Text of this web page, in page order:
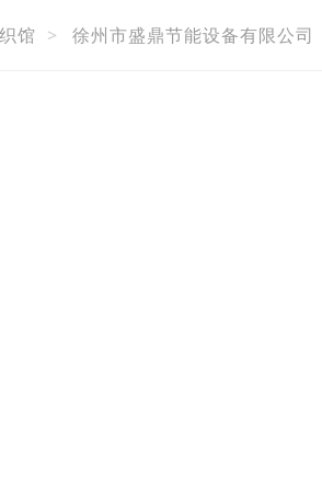
馆 > 徐州市盛鼎节能设备有限公司